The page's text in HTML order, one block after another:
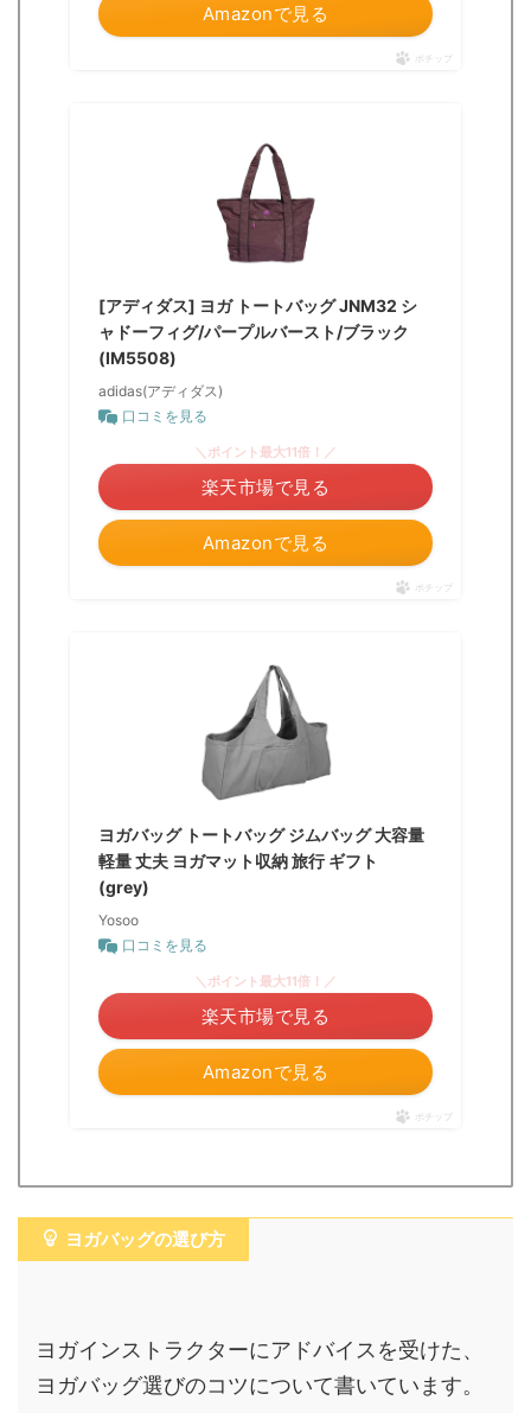
Amazonで見る
ポチップ
[アディダス] ヨガ トートバッグ JNM32 シ
ャドーフィグ/パープルバースト/ブラック
(IM5508)
adidas(アディダス)
口コミを見る
Amazonで見る
＼ポイント最大11倍！／
楽天市場で見る
ポチップ
ヨガバッグ トートバッグ ジムバッグ 大容量
軽量 丈夫 ヨガマット収納 旅行 ギフト
(grey)
Yosoo
口コミを見る
Amazonで見る
＼ポイント最大11倍！／
楽天市場で見る
ポチップ
ヨガバッグの選び方
ヨガインストラクターにアドバイスを受けた、
ヨガバッグ選びのコツについて書いています。